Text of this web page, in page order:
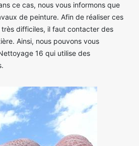
ce cas, nous vous informons que
de peinture. Afin de réaliser ces
difficiles, il faut contacter des
Ainsi, nous pouvons vous
16 qui utilise des